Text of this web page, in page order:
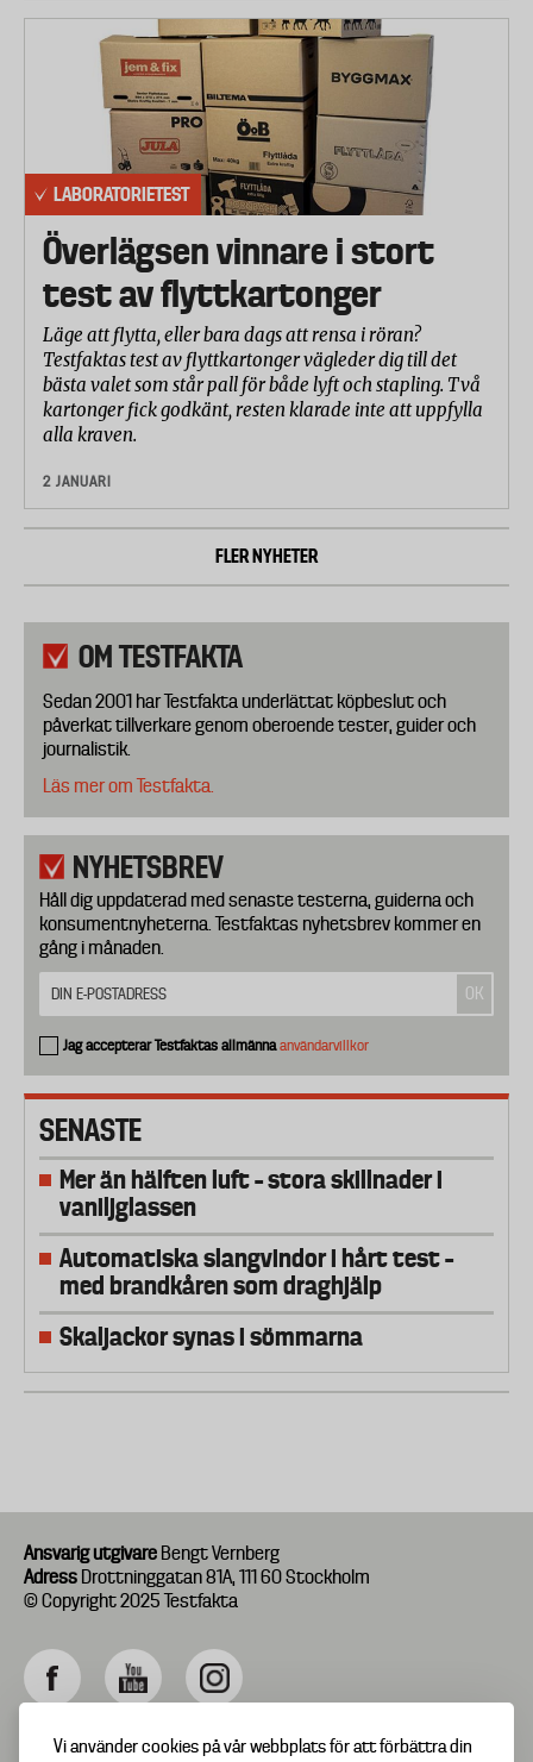
Vi använder cookies på vår webbplats för att förbättra din
LABORATORIETEST
Överlägsen vinnare i stort
test av flyttkartonger
Läge att flytta, eller bara dags att rensa i röran?
Testfaktas test av flyttkartonger vägleder dig till det
bästa valet som står pall för både lyft och stapling. Två
kartonger fick godkänt, resten klarade inte att uppfylla
alla kraven.
2 JANUARI
FLER NYHETER
OM TESTFAKTA
Sedan 2001 har Testfakta underlättat köpbeslut och
påverkat tillverkare genom oberoende tester, guider och
journalistik.
Läs mer om Testfakta.
NYHETSBREV
Håll dig uppdaterad med senaste testerna, guiderna och
konsumentnyheterna. Testfaktas nyhetsbrev kommer en
gång i månaden.
Jag accepterar Testfaktas allmännaanvändarvillkor
SENASTE
Mer än hälften luft – stora skillnader i
vaniljglassen
Automatiska slangvindor i hårt test –
med brandkåren som draghjälp
Skaljackor synas i sömmarna
Ansvarig utgivare Bengt Vernberg
Adress Drottninggatan 81A, 111 60 Stockholm
© Copyright 2025 Testfakta